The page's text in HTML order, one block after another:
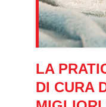
LA
DI CURA